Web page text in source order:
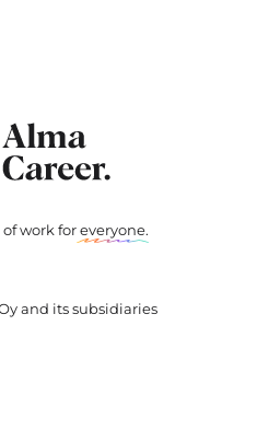
work foreveryone.
and its subsidiaries